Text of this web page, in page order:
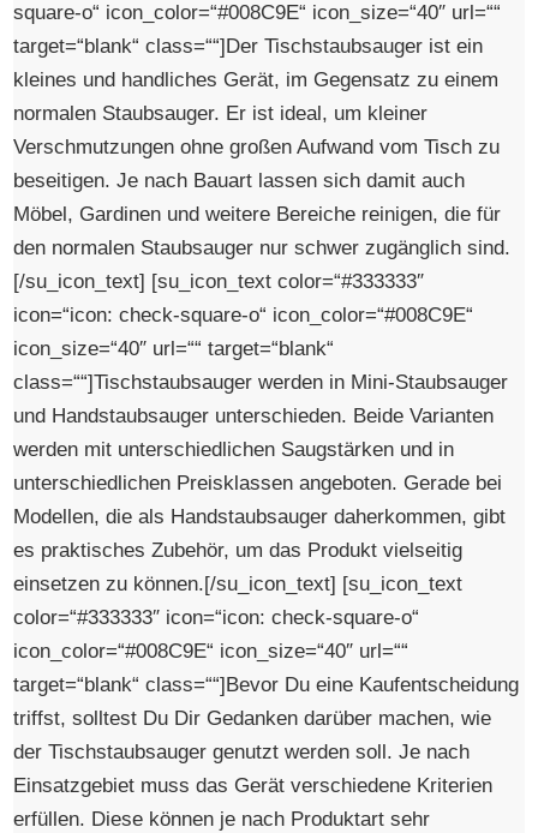
square-o“ icon_color=“#008C9E“ icon_size=“40″ url=““
target=“blank“ class=““]Der Tischstaubsauger ist ein
kleines und handliches Gerät, im Gegensatz zu einem
normalen Staubsauger. Er ist ideal, um kleiner
Verschmutzungen ohne großen Aufwand vom Tisch zu
beseitigen. Je nach Bauart lassen sich damit auch
Möbel, Gardinen und weitere Bereiche reinigen, die für
den normalen Staubsauger nur schwer zugänglich sind.
[/su_icon_text] [su_icon_text color=“#333333″
icon=“icon: check-square-o“ icon_color=“#008C9E“
icon_size=“40″ url=““ target=“blank“
class=““]Tischstaubsauger werden in Mini-Staubsauger
und Handstaubsauger unterschieden. Beide Varianten
werden mit unterschiedlichen Saugstärken und in
unterschiedlichen Preisklassen angeboten. Gerade bei
Modellen, die als Handstaubsauger daherkommen, gibt
es praktisches Zubehör, um das Produkt vielseitig
einsetzen zu können.[/su_icon_text] [su_icon_text
color=“#333333″ icon=“icon: check-square-o“
icon_color=“#008C9E“ icon_size=“40″ url=““
target=“blank“ class=““]Bevor Du eine Kaufentscheidung
triffst, solltest Du Dir Gedanken darüber machen, wie
der Tischstaubsauger genutzt werden soll. Je nach
Einsatzgebiet muss das Gerät verschiedene Kriterien
erfüllen. Diese können je nach Produktart sehr